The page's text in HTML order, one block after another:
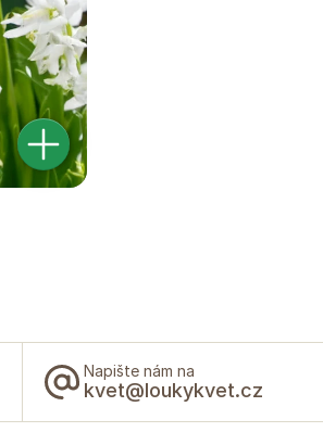
Napište nám na
kvet@loukykvet.cz